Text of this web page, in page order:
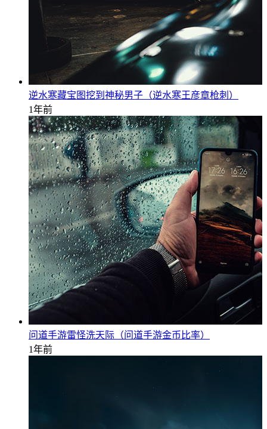
逆水寒藏宝图挖到神秘男子（逆水寒王彦章枪刺）
1年前
问道手游雷怪洗天际（问道手游金币比率）
1年前